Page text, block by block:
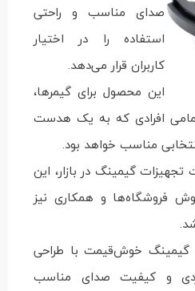
صدای مناسب و راحتی
استفاده را در اختیار
کاربران قرار می‌دهد.
این محصول برای گیمرها،
افرادی که به یک هدست
مناسب خواهد بود.
گیمینگ در بازار، این
فروشگاه‌ها و همکاری نیز
خوش‌قیمت با طراحی
و کیفیت صدای مناسب